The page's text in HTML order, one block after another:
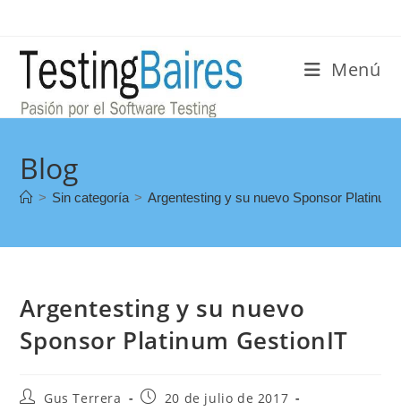
Menú
Blog
> Sin categoría > Argentesting y su nuevo Sponsor Platinum
Argentesting y su nuevo
Sponsor Platinum GestionIT
Gus Terrera
20 de julio de 2017